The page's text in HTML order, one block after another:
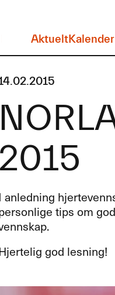
AktueltKalender
2015
anledning
tips om
god lesning!